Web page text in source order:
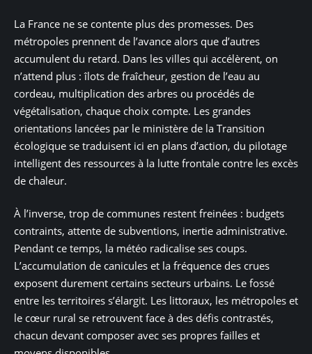
La France ne se contente plus des promesses. Des
métropoles prennent de l’avance alors que d’autres
accumulent du retard. Dans les villes qui accélèrent, on
n’attend plus : îlots de fraîcheur, gestion de l’eau au
cordeau, multiplication des arbres ou procédés de
végétalisation, chaque choix compte. Les grandes
orientations lancées par le ministère de la Transition
écologique se traduisent ici en plans d’action, du pilotage
intelligent des ressources à la lutte frontale contre les excès
de chaleur.
À l’inverse, trop de communes restent freinées : budgets
contraints, attente de subventions, inertie administrative.
Pendant ce temps, la météo radicalise ses coups.
L’accumulation de canicules et la fréquence des crues
exposent durement certains secteurs urbains. Le fossé
entre les territoires s’élargit. Les littoraux, les métropoles et
le cœur rural se retrouvent face à des défis contrastés,
chacun devant composer avec ses propres failles et